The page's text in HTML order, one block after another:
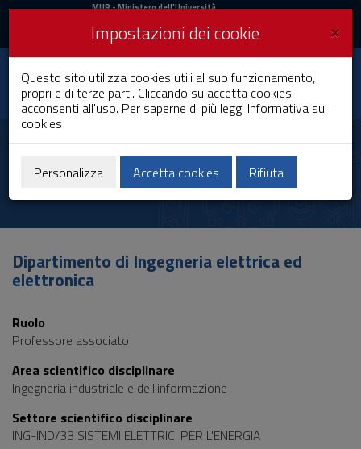
Vai
al
navigazione
sito
al
Footer
MIUR
Accedi
MUR- Ministero dell'Università
Accedi UniCA News
Toggle
navigation
Università degli
Studi di Cagliari
Emilio Ghiani
Dipartimento di Ingegneria elettrica ed
elettronica
Ruolo
Professore associato
Area scientifico disciplinare
Ingegneria industriale e dell'informazione
Settore scientifico disciplinare
ING-IND/33 SISTEMI ELETTRICI PER L'ENERGIA
×
Impostazioni dei cookie
Questo sito utilizza cookies utili al suo funzionamento,
propri e di terze parti. Cliccando su accetta cookies
acconsenti all'uso. Per saperne di più leggi Informativa sui
cookies
Personalizza Accetta cookies Rifiuta